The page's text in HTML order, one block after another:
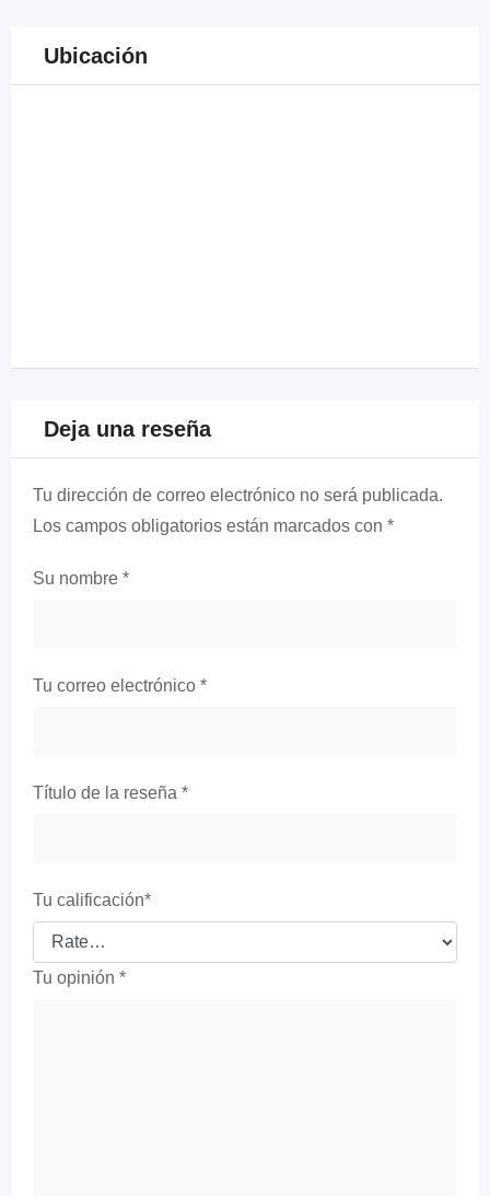
Ubicación
Deja una reseña
Tu dirección de correo electrónico no será publicada.
Los campos obligatorios están marcados con *
Su nombre *
Tu correo electrónico *
Título de la reseña *
Tu calificación*
Tu opinión *